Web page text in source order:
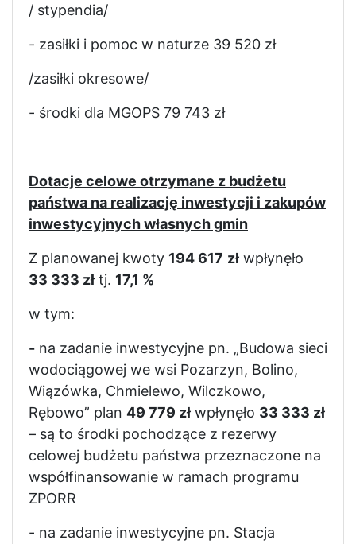
/ stypendia/
- zasiłki i pomoc w naturze 39 520 zł
/zasiłki okresowe/
- środki dla MGOPS 79 743 zł
Dotacje celowe otrzymane z budżetu
państwa na realizację inwestycji i zakupów
inwestycyjnych własnych gmin
Z planowanej kwoty 194 617 zł wpłynęło
33 333 zł tj. 17,1 %
w tym:
- na zadanie inwestycyjne pn. „Budowa sieci
wodociągowej we wsi Pozarzyn, Bolino,
Wiązówka, Chmielewo, Wilczkowo,
Rębowo” plan 49 779 zł wpłynęło 33 333 zł
– są to środki pochodzące z rezerwy
celowej budżetu państwa przeznaczone na
współfinansowanie w ramach programu
ZPORR
- na zadanie inwestycyjne pn. Stacja